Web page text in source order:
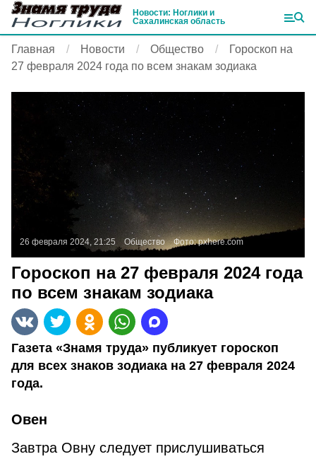
Новости: Ноглики и
Сахалинская область
Главная Новости Общество
Гороскоп на
27 февраля 2024 года по всем знакам зодиака
26 февраля 2024, 21:25 Общество Фото:pxhere.com
Гороскоп на 27 февраля 2024 года
по всем знакам зодиака
Газета «Знамя труда» публикует гороскоп
для всех знаков зодиака на 27 февраля 2024
года.
Овен
Завтра Овну следует прислушиваться